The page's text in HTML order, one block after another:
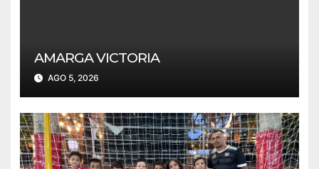
AMARGA VICTORIA
AGO 5, 2026